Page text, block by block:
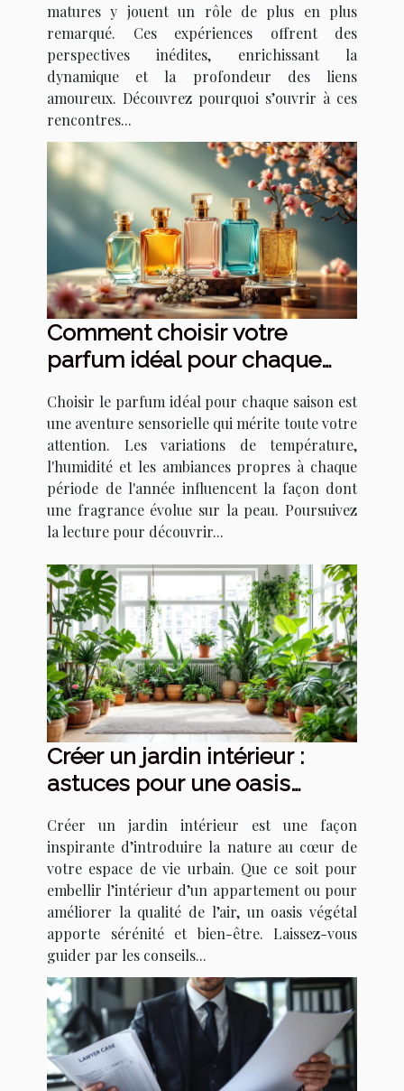
matures y jouent un rôle de plus en plus
remarqué. Ces expériences offrent des
perspectives inédites, enrichissant la
dynamique et la profondeur des liens
amoureux. Découvrez pourquoi s’ouvrir à ces
rencontres...
Comment choisir votre
parfum idéal pour chaque
Choisir le parfum idéal pour chaque saison est
une aventure sensorielle qui mérite toute votre
attention. Les variations de température,
l'humidité et les ambiances propres à chaque
période de l'année influencent la façon dont
une fragrance évolue sur la peau. Poursuivez
la lecture pour découvrir...
Créer un jardin intérieur :
astuces pour une oasis
Créer un jardin intérieur est une façon
inspirante d’introduire la nature au cœur de
votre espace de vie urbain. Que ce soit pour
embellir l’intérieur d’un appartement ou pour
améliorer la qualité de l’air, un oasis végétal
apporte sérénité et bien-être. Laissez-vous
guider par les conseils...